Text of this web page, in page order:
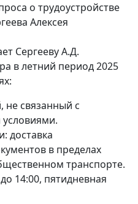
о трудоустройстве
Алексея
Сергееву А.Д.
в летний период 2025
не связанный с
доставка
в пределах
транспорте.
14:00, пятидневная